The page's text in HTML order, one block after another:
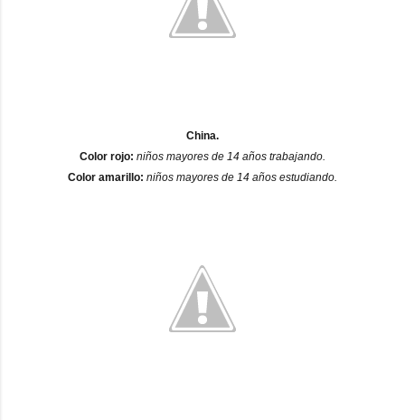
China.
Color rojo: niños mayores de 14 años trabajando.
Color amarillo: niños mayores de 14 años estudiando.